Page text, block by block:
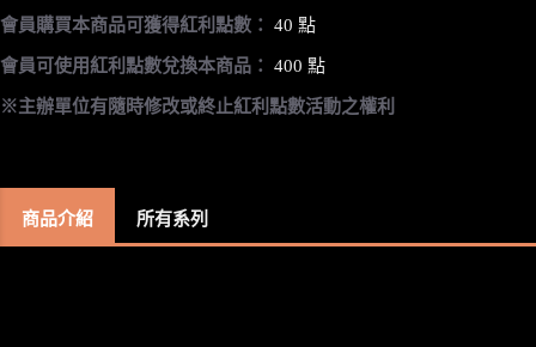
會員購買本商品可獲得紅利點數： 40 點
會員可使用紅利點數兌換本商品： 400 點
※主辦單位有隨時修改或終止紅利點數活動之權利
商品介紹 所有系列